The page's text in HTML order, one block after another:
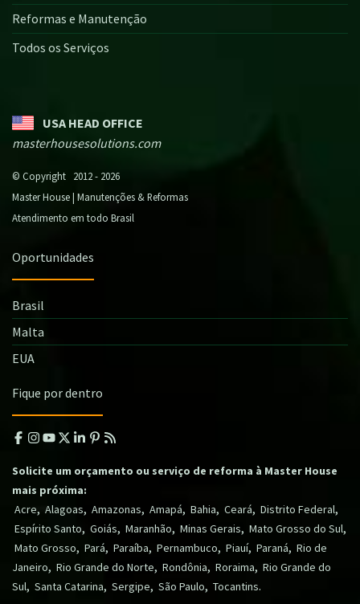
Reformas e Manutenção
Todos os Serviços
USA HEAD OFFICE
masterhousesolutions.com
© Copyright 2012 - 2026
Master House | Manutenções & Reformas
Atendimento em todo Brasil
Oportunidades
Brasil
Malta
EUA
Fique por dentro
Solicite um orçamento ou serviço de reforma à Master House
mais próxima:
Acre, Alagoas, Amazonas, Amapá, Bahia, Ceará, Distrito Federal,
Espírito Santo, Goiás, Maranhão, Minas Gerais, Mato Grosso do Sul,
Mato Grosso, Pará, Paraíba, Pernambuco, Piauí, Paraná, Rio de
Janeiro, Rio Grande do Norte, Rondônia, Roraima, Rio Grande do
Sul, Santa Catarina, Sergipe, São Paulo, Tocantins.